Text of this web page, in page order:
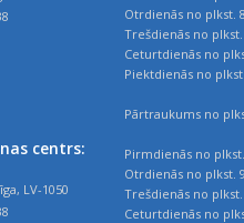
centrs:
LV-1050
Otrdienās no plkst.
Trešdienās no plkst.
Ceturtdienās no
Piektdienās no
Pārtraukums no
Pirmdienās no
Otrdienās no plkst.
Trešdienās no plkst.
Ceturtdienās no